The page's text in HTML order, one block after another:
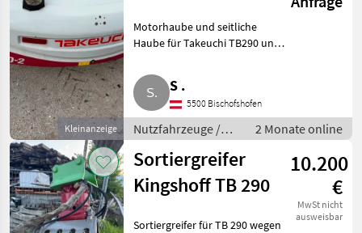
Kleinanzeige
Motorhaube und seitliche
Haube für Takeuchi TB290 und
Lastwagen (LKW)
S .
5500 Bischofshofen
Nutzfahrzeuge /
Lastwagen (LKW)
2 Monate online
Sortiergreifer
Kingshoff TB 290
10.200
€
MwSt nicht
ausweisbar
Sortiergreifer für TB 290 wegen